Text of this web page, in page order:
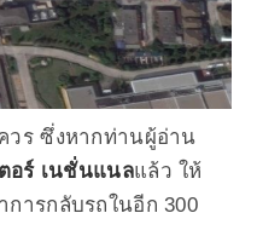
วร ซึ่งหากท่านผู้อ่าน
อร์ เนชั่นแนลแล้ว ให้
ารกลับรถในอีก 300